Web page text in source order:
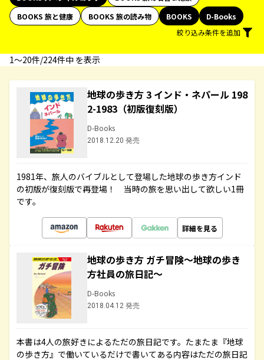
BOOKS 旅と健康
BOOKS 旅の読み物 BOOKS
D-Books
絞り込み条件を追加
1〜20件/224件中 を表示
地球の歩き方 3 インド・ネパール 198
2-1983（初版復刻版）
D-Books
2018.12.20 発売
1981年、旅人のバイブルとして登場した地球の歩き方インド
の初版が復刻版で再登場！ 当時の旅を思い出して欲しい1冊
です。
詳細を見る
地球の歩き方 ガチ冒険～地球の歩き
方社員の旅日記～
D-Books
2018.04.12 発売
本書は4人の旅好きによるただの旅日記です。たまたま『地球
の歩き方』で働いているだけで書いてある内容はただの旅日記